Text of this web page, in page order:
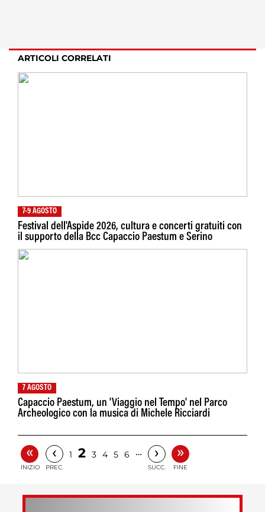
ARTICOLI CORRELATI
7-9 AGOSTO
Festival dell'Aspide 2026, cultura e concerti gratuiti con
il supporto della Bcc Capaccio Paestum e Serino
7 AGOSTO
Capaccio Paestum, un 'Viaggio nel Tempo' nel Parco
Archeologico con la musica di Michele Ricciardi
«
INIZIO
‹
PREC.
1 2 3 4 5 6 … ›
SUCC.
»
FINE